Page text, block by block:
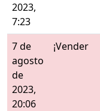
2023,
7:23
7 de
agosto
de
2023,
20:06
¡Vender